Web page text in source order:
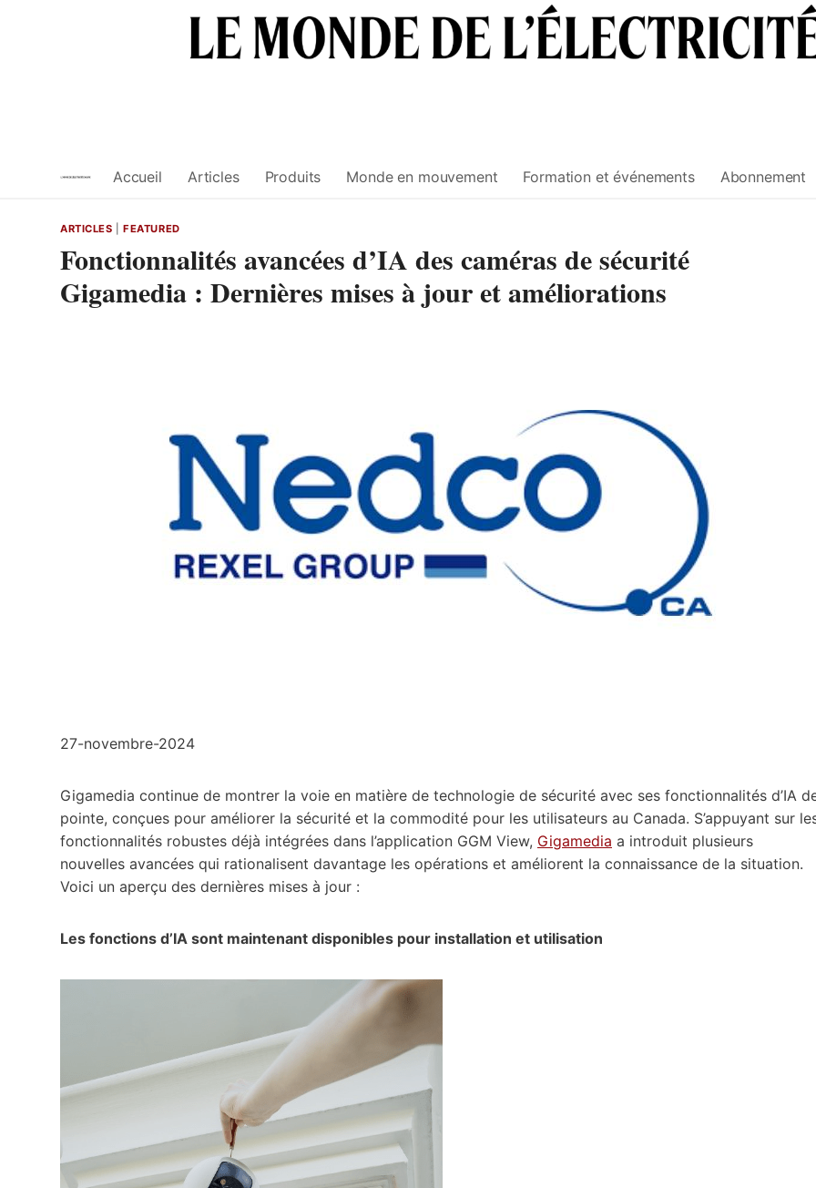
Accueil Articles Produits Monde en mouvement Formation et événements Abonnement
ARTICLES |FEATURED
Fonctionnalités avancées d’IA des caméras de sécurité
Gigamedia : Dernières mises à jour et améliorations
27-novembre-2024
Gigamedia continue de montrer la voie en matière de technologie de sécurité avec ses fonctionnalités d’IA
pointe, conçues pour améliorer la sécurité et la commodité pour les utilisateurs au Canada. S’appuyant sur
fonctionnalités robustes déjà intégrées dans l’application GGM View, Gigamedia a introduit plusieurs
nouvelles avancées qui rationalisent davantage les opérations et améliorent la connaissance de la situation.
Voici un aperçu des dernières mises à jour :
Les fonctions d’IA sont maintenant disponibles pour installation et utilisation